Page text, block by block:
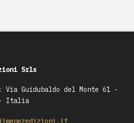
Srls
Via Guidubaldo del Monte 61 -
- Italia